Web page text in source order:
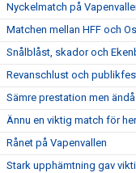
Nyckelmatch på
Matchen mellan HFF och
Snålblåst, skador och
Revanschlust och
Sämre prestation men
Ännu en viktig match för
Rånet på Vapenvallen
Stark upphämtning gav